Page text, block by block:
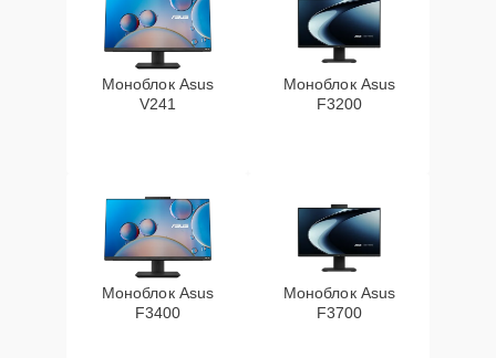
Моноблок Asus
V241
Моноблок Asus
F3200
Моноблок Asus
F3400
Моноблок Asus
F3700